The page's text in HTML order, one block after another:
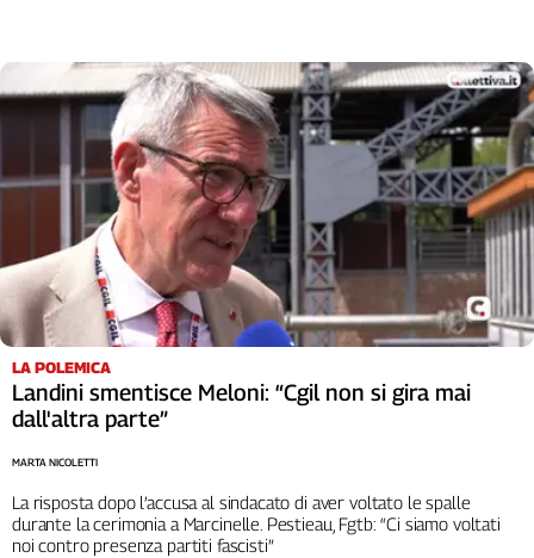
Economica
Tech
Inserti
Idea
Diffusa
InFlai
Le
tv
Work
in
Progress
LA POLEMICA
Landini smentisce Meloni: “Cgil non si gira mai
dall'altra parte”
La risposta dopo l’accusa al sindacato di aver voltato le spalle
durante la cerimonia a Marcinelle. Pestieau, Fgtb: “Ci siamo voltati
noi contro presenza partiti fascisti”
MARTA NICOLETTI